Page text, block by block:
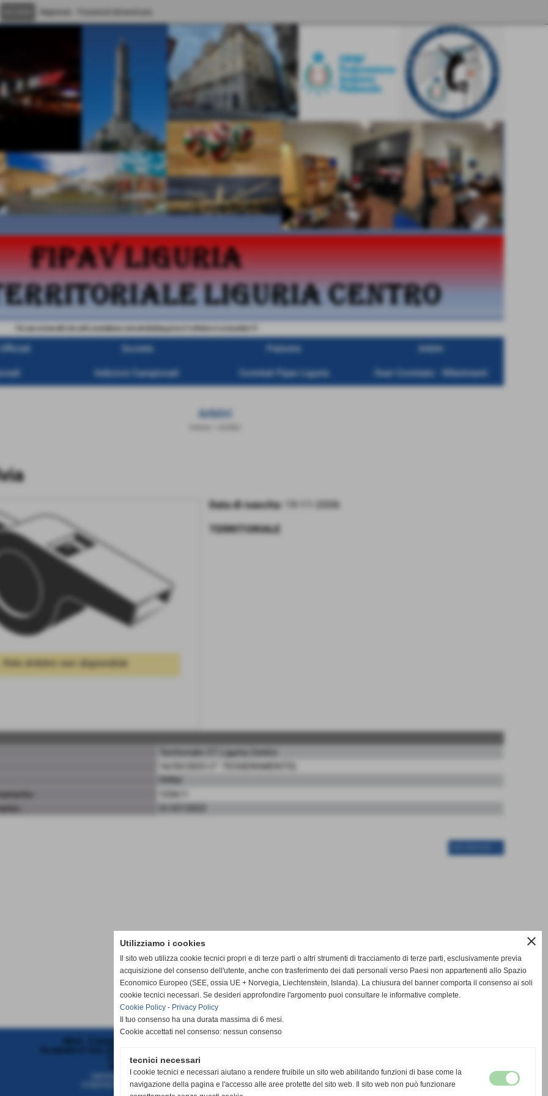
Società Palestre Arbitri
Indizioni Campionati Comitati Fipav Liguria Orari Comitato - Riferimenti
Arbitri
Data di nascita: 19-11-2006
TERRITORIALE
Territoriale CT Liguria Centro
16/03/2023 (1° TESSERAMENTO)
P.I. 01382321006
Tel. 010/7313382
liguriacentro@federvolley.it
ct.liguriacentro@pec.federvolley.it
close
Utilizziamo i cookies
Il sito web utilizza cookie tecnici propri e di terze parti o altri strumenti di tracciamento di terze parti, esclusivamente previa
acquisizione del consenso dell'utente, anche con trasferimento dei dati personali verso Paesi non appartenenti allo Spazio
Economico Europeo (SEE, ossia UE + Norvegia, Liechtenstein, Islanda). La chiusura del banner comporta il consenso ai soli
cookie tecnici necessari. Se desideri approfondire l'argomento puoi consultare le informative complete.
Cookie Policy - Privacy Policy
Il tuo consenso ha una durata massima di 6 mesi.
Cookie accettati nel consenso: nessun consenso
tecnici necessari
I cookie tecnici e necessari aiutano a rendere fruibile un sito web abilitando funzioni di base come la
navigazione della pagina e l'accesso alle aree protette del sito web. Il sito web non può funzionare